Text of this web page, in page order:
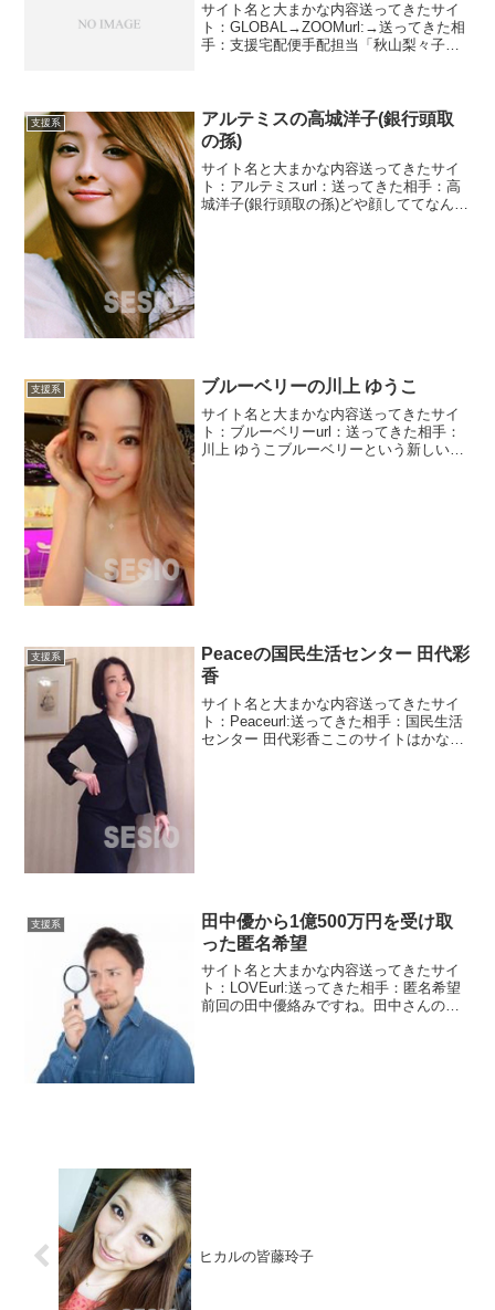
サイト名と大まかな内容送ってきたサイ
ト：GLOBAL→ZOOMurl:→送ってきた相
手：支援宅配便手配担当「秋山梨々子」
してくれ...
支援系
アルテミスの高城洋子(銀行頭取
の孫)
サイト名と大まかな内容送ってきたサイ
ト：アルテミスurl：送ってきた相手：高
城洋子(銀行頭取の孫)どや顔しててなんか
支援系 ブルーベリーの川上 ゆうこ
サイト名と大まかな内容送ってきたサイ
ト：ブルーベリーurl：送ってきた相手：
川上 ゆうこブルーベリーという新しいサ
支援系
Peaceの国民生活センター 田代彩
香
サイト名と大まかな内容送ってきたサイ
ト：Peaceurl:送ってきた相手：国民生活
センター 田代彩香ここのサイトはかなり
支援系
田中優から1億500万円を受け取
った匿名希望
サイト名と大まかな内容送ってきたサイ
ト：LOVEurl:送ってきた相手：匿名希望
前回の田中優絡みですね。田中さんの許
ヒカルの皆藤玲子